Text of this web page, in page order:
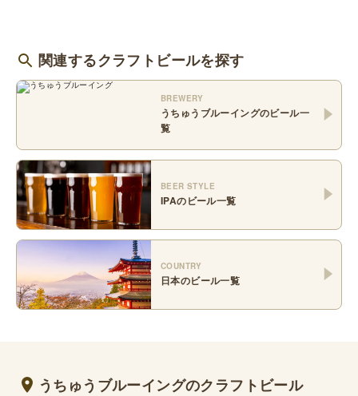
関連するクラフトビールを探す
BREWERY
うちゅうブルーイングのビール一
覧
BEER STYLE
IPAのビール一覧
COUNTRY
日本のビール一覧
うちゅうブルーイングのクラフトビール